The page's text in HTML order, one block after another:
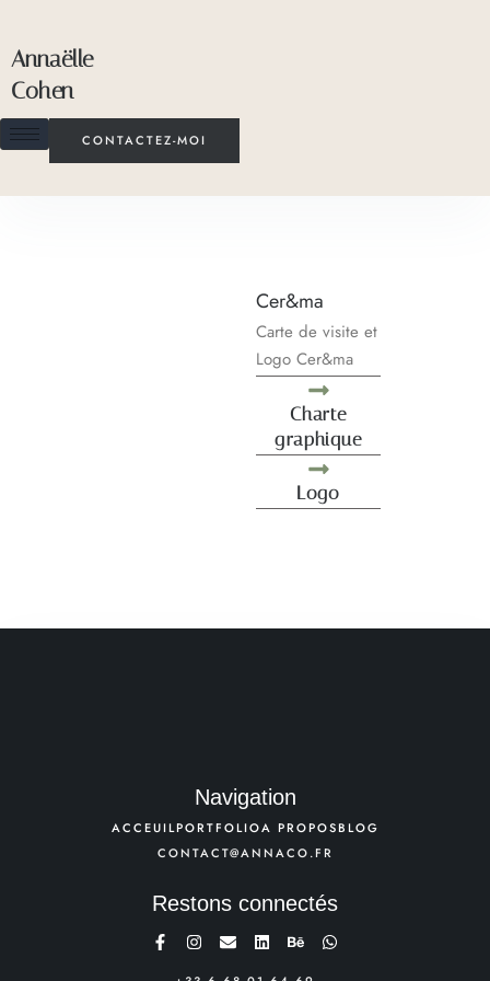
Annaëlle
Cohen
CONTACTEZ-MOI
Cer&ma
Carte de visite et
Logo Cer&ma
Charte
graphique
Logo
Navigation
ACCEUILPORTFOLIOA PROPOSBLOG
CONTACT@ANNACO.FR
Restons connectés